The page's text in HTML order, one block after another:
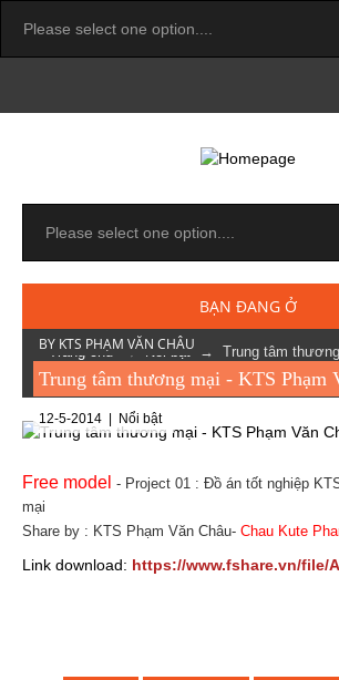
BẠN ĐANG Ở
Trang chủ→Nổi bật→ Trung tâm thương
Văn Châu
BY KTS PHẠM VĂN CHÂU
Trung tâm thương mại - KTS Phạm
12-5-2014 | Nổi bật
Free mode - Project 01 : Đồ án tốt nghiệp
mại
Share by : KTS Phạm Văn Châu- Chau Kute
Link download: https://www.fshare.vn/file/